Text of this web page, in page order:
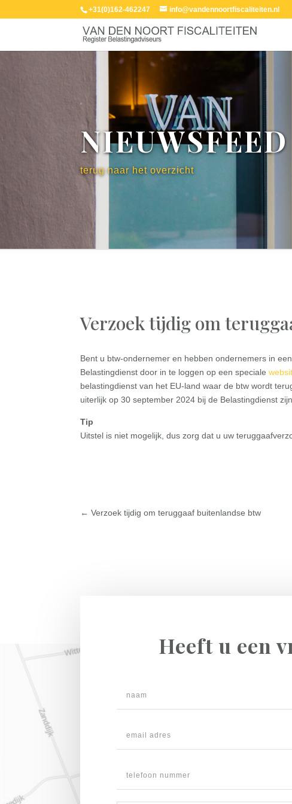
+31(0)162-462247 info@vandennoortfiscaliteiten.nl
NIEUWSFEED
terug naar het overzicht
Verzoek tijdig om
Bent u btw-ondernemer en hebben ondernemers in
Belastingdienst door in te loggen op een speciale
belastingdienst van het EU-land waar de btw wordt
uiterlijk op 30 september 2024 bij de Belastingdienst
Tip
Uitstel is niet mogelijk, dus zorg dat u uw
←Verzoek tijdig om teruggaaf buitenlandse btw
Heeft u een